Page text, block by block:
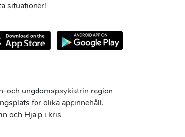
situationer!
och ungdomspsykiatrin region
för olika appinnehåll.
och Hjälp i kris